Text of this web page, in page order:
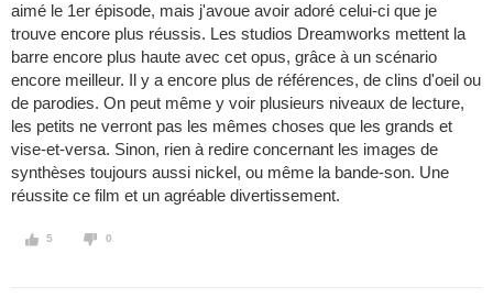
aimé le 1er épisode, mais j'avoue avoir adoré celui-ci que je
trouve encore plus réussis. Les studios Dreamworks mettent la
barre encore plus haute avec cet opus, grâce à un scénario
encore meilleur. Il y a encore plus de références, de clins d'oeil ou
de parodies. On peut même y voir plusieurs niveaux de lecture,
les petits ne verront pas les mêmes choses que les grands et
vise-et-versa. Sinon, rien à redire concernant les images de
synthèses toujours aussi nickel, ou même la bande-son. Une
réussite ce film et un agréable divertissement.
5 0